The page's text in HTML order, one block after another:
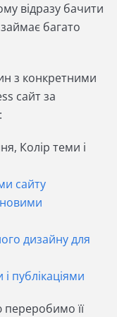
відразу бачити
багато
з конкретними
сайт за
Колір теми і
сайту
дизайну для
публікаціями
її